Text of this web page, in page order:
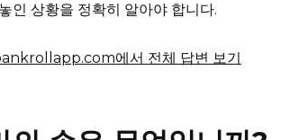
인 상황을 정확히 알아야 합니다.
에서 전체 답변 보기